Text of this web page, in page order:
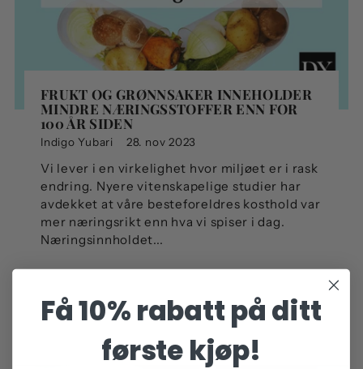
FRUKT OG GRØNNSAKER INNEHOLDER
MINDRE NÆRINGSSTOFFER ENN FOR
100 ÅR SIDEN
Indigo Yubari 28. nov 2023
Vi lever i en virkelighet hvor miljøet er i rask
endring. Nyere vitenskapelige studier har
avdekket at våre besteforeldres kosthold var
mer næringsrikt enn hva vi spiser i dag.
Næringsinnholdet...
Få 10% rabatt på ditt
første kjøp!